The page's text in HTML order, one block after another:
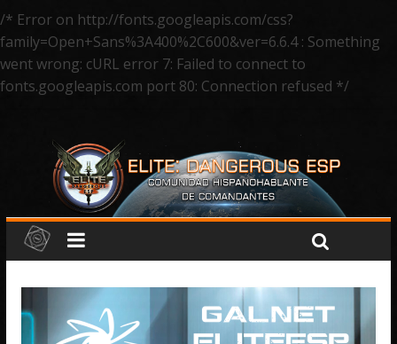
/* Error on http://fonts.googleapis.com/css?
family=Open+Sans%3A400%2C600&ver=6.6.4 : Something
went wrong: cURL error 7: Failed to connect to
fonts.googleapis.com port 80: Connection refused */